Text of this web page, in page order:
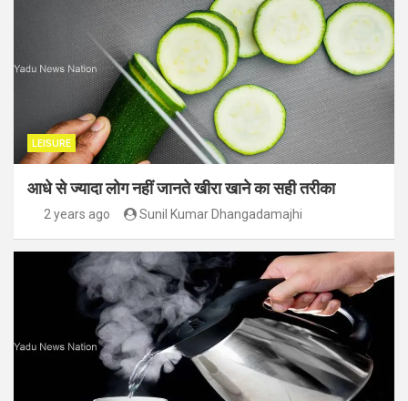
LEISURE
आधे से ज्यादा लोग नहीं जानते खीरा खाने का सही तरीका
2 years ago Sunil Kumar Dhangadamajhi